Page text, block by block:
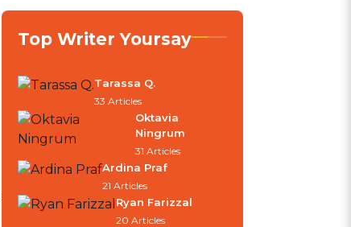
Top Writer Yoursay
Tarassa Q.
33 Articles
Oktavia
Ningrum
31 Articles
Ardina Praf
21 Articles
Ryan Farizzal
20 Articles